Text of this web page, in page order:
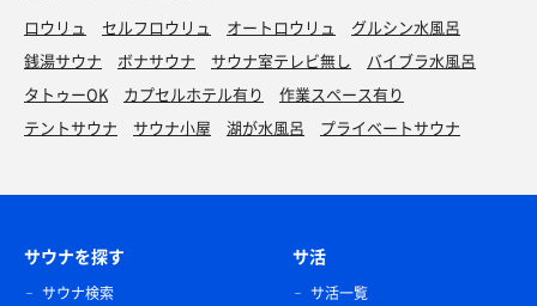
ロウリュ セルフロウリュ オートロウリュ
グルシン水風呂
銭湯サウナ
ボナサウナ サウナ室テレビ無し
バイブラ水風呂
タトゥーOK
カプセルホテル有り
作業スペース有り
テントサウナ
サウナ小屋 湖が水風呂 プライベートサウナ
サウナを探す
サウナ検索
サ活
サ活一覧